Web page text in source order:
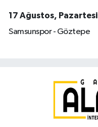
17 Ağustos, Pazartesi
Samsunspor - Göztepe